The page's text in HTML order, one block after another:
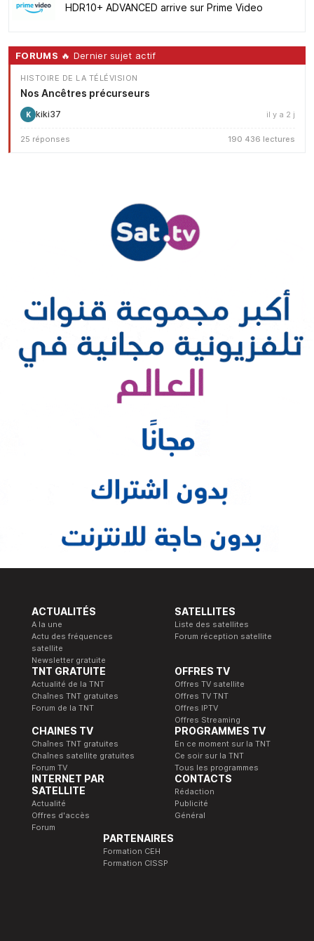
HDR10+ ADVANCED arrive sur Prime Video
FORUMS 🔥 Dernier sujet actif
HISTOIRE DE LA TÉLÉVISION
Nos Ancêtres précurseurs
K kiki37 il y a 2 j
25 réponses 190 436 lectures
ACTUALITÉS
A la une
Actu des fréquences
satellite
Newsletter gratuite
SATELLITES
Liste des satellites
Forum réception satellite
TNT GRATUITE
Actualité de la TNT
Chaînes TNT gratuites
Forum de la TNT
OFFRES TV
Offres TV satellite
Offres TV TNT
Offres IPTV
Offres Streaming
CHAINES TV
Chaînes TNT gratuites
Chaînes satellite gratuites
Forum TV
PROGRAMMES TV
En ce moment sur la TNT
Ce soir sur la TNT
Tous les programmes
INTERNET PAR
SATELLITE
Actualité
Offres d'accès
Forum
CONTACTS
Rédaction
Publicité
Général
PARTENAIRES
Formation CEH
Formation CISSP